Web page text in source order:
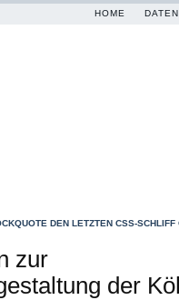
HOME
DEN LETZTEN CSS-SCHLIFF
zur
der